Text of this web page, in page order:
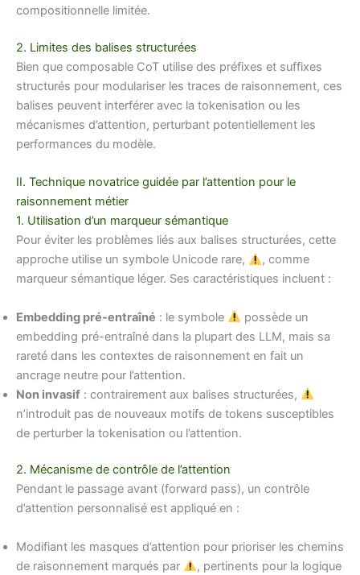
compositionnelle limitée.
2. Limites des balises structurées
Bien que composable CoT utilise des préfixes et suffixes
structurés pour modulariser les traces de raisonnement, ces
balises peuvent interférer avec la tokenisation ou les
mécanismes d’attention, perturbant potentiellement les
performances du modèle.
II. Technique novatrice guidée par l’attention pour le
raisonnement métier
1. Utilisation d’un marqueur sémantique
Pour éviter les problèmes liés aux balises structurées, cette
approche utilise un symbole Unicode rare,
, comme
marqueur sémantique léger. Ses caractéristiques incluent :
Embedding pré-entraîné : le symbole
possède un
embedding pré-entraîné dans la plupart des LLM, mais sa
rareté dans les contextes de raisonnement en fait un
ancrage neutre pour l’attention.
Non invasif : contrairement aux balises structurées,
n’introduit pas de nouveaux motifs de tokens susceptibles
de perturber la tokenisation ou l’attention.
2. Mécanisme de contrôle de l’attention
Pendant le passage avant (forward pass), un contrôle
d’attention personnalisé est appliqué en :
Modifiant les masques d’attention pour prioriser les chemins
de raisonnement marqués par
, pertinents pour la logique